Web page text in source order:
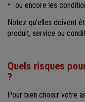
ou encore les
Notez qu’elles doivent
produit, service ou
Quels risques
?
Pour bien choisir votre